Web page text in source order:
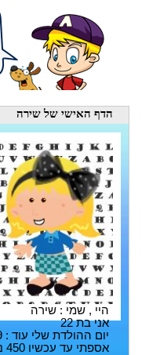
הדף האישי של שירה
היי , שמי : שירה
אני בת 22
יום ההולדת שלי עוד : 299 ימים
אספתי עד עכשיו 450 נקודות